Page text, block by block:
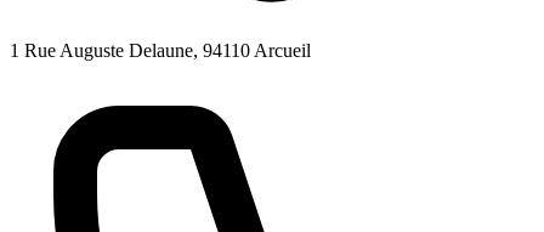
1 Rue Auguste Delaune, 94110 Arcueil